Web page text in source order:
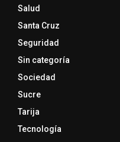
Salud
Santa Cruz
Seguridad
Sin categoría
Sociedad
Sucre
Tarija
Tecnología